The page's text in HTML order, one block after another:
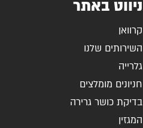
ניווט באתר
קרוואן
השירותים שלנו
גלרייה
חניונים מומלצים
בדיקת כושר גרירה
המגזין